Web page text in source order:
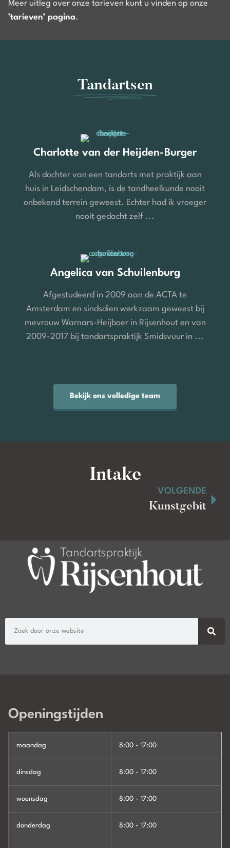
Meer uitleg over onze tarieven kunt u vinden op onze
’tarieven’ pagina.
Tandartsen
Charlotte van der Heijden-Burger
Als dochter van een tandarts met praktijk aan
huis in Leidschendam, is de tandheelkunde nooit
onbekend terrein geweest. Echter had ik vroeger
nooit gedacht zelf ...
Angelica van Schuilenburg
Afgestudeerd in 2009 aan de ACTA te
Amsterdam en sindsdien werkzaam geweest bij
mevrouw Warnars-Heijboer in Rijsenhout en van
2009-2017 bij tandartspraktijk Smidsvuur in ...
Bekijk ons volledige team
Intake
VOLGENDE
Kunstgebit
Contact opnemen
Openingstijden
maandag 8:00 - 17:00
dinsdag 8:00 - 17:00
woensdag 8:00 - 17:00
donderdag 8:00 - 17:00